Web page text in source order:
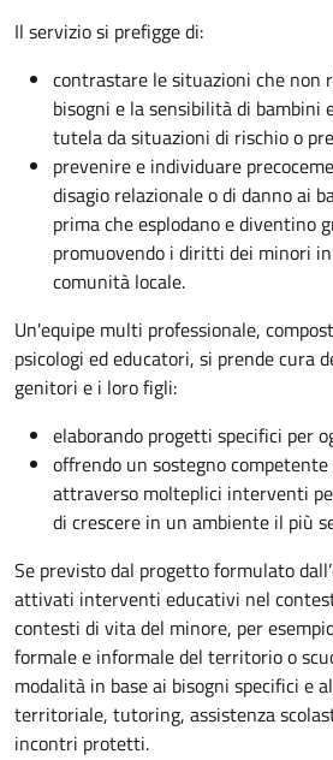
Il servizio si prefigge di:
contrastare le situazioni che non
bisogni e la sensibilità di bambini
tutela da situazioni di rischio o
prevenire e individuare
disagio relazionale o di danno ai
prima che esplodano e diventino
promuovendo i diritti dei minori
comunità locale.
Un'equipe multi professionale,
psicologi ed educatori, si prende cura
genitori e i loro figli:
elaborando progetti specifici per
offrendo un sostegno
attraverso molteplici interventi
di crescere in un ambiente il più
Se previsto dal progettoformulato
attivati interventi educativi nel
contesti di vita del minore, per
formale e informale del territorio o
modalità in base ai bisogni specifici e
territoriale, tutoring, assistenza
incontri protetti.